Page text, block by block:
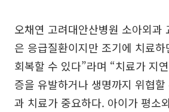
오채연 고려대안산병원 소아외과
은 응급질환이지만 조기에 치료하
회복할 수 있다”라며 “치료가 지
증을 유발하거나 생명까지 위협
과 치료가 중요하다. 아이가 평소